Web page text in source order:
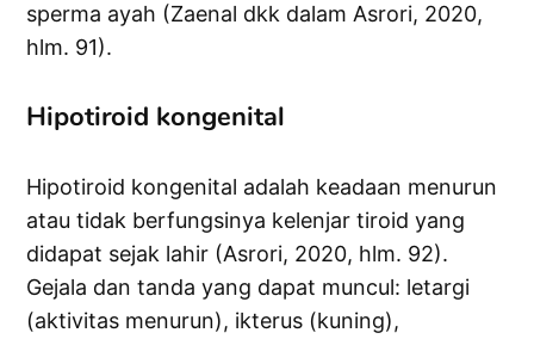
sperma ayah (Zaenal dkk dalam Asrori, 2020,
hlm. 91).
Hipotiroid kongenital
Hipotiroid kongenital adalah keadaan menurun
atau tidak berfungsinya kelenjar tiroid yang
didapat sejak lahir (Asrori, 2020, hlm. 92).
Gejala dan tanda yang dapat muncul: letargi
(aktivitas menurun), ikterus (kuning),